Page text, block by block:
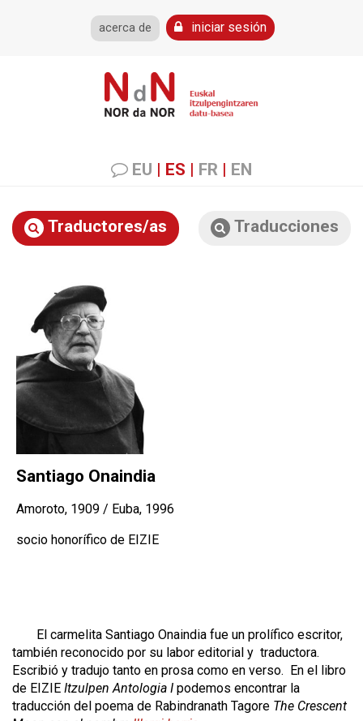
acerca de iniciar sesión
EU | ES | FR | EN
Traductores/as Traducciones
Santiago Onaindia
Amoroto, 1909 / Euba, 1996
socio honorífico de EIZIE
El carmelita Santiago Onaindia fue un prolífico escritor,
también reconocido por su labor editorial y traductora.
Escribió y tradujo tanto en prosa como en verso. En el libro
de EIZIE Itzulpen Antologia I podemos encontrar la
traducción del poema de Rabindranath Tagore The Crescent